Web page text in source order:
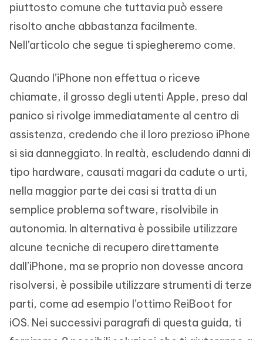
piuttosto comune che tuttavia può essere
risolto anche abbastanza facilmente.
Nell’articolo che segue ti spiegheremo come.
Quando l’iPhone non effettua o riceve
chiamate, il grosso degli utenti Apple, preso dal
panico si rivolge immediatamente al centro di
assistenza, credendo che il loro prezioso iPhone
si sia danneggiato. In realtà, escludendo danni di
tipo hardware, causati magari da cadute o urti,
nella maggior parte dei casi si tratta di un
semplice problema software, risolvibile in
autonomia. In alternativa è possibile utilizzare
alcune tecniche di recupero direttamente
dall’iPhone, ma se proprio non dovesse ancora
risolversi, è possibile utilizzare strumenti di terze
parti, come ad esempio l’ottimo ReiBoot for
iOS. Nei successivi paragrafi di questa guida, ti